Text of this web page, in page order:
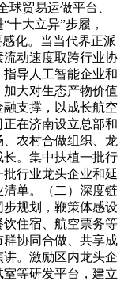
球贸易运做平台、
十大立异”步履，
化。当当代界正派
动速度取跨行业协
导人工智能企业和
大对生态产物价值
支撑，以成长航空
在济南设立总部和
农村合做组织、龙
。集中扶植一批行
行业龙头企业和延
单。（二）深度链
规划，鞭策体感设
住宿、航空票务等
协同合做、共享成
。激励区内龙头企
等研发平台，建立